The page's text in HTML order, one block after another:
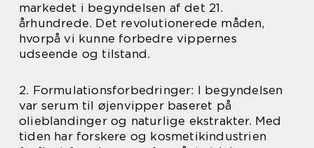
markedet i begyndelsen af det 21.
århundrede. Det revolutionerede måden,
hvorpå vi kunne forbedre vippernes
udseende og tilstand.
2. Formulationsforbedringer: I begyndelsen
var serum til øjenvipper baseret på
olieblandinger og naturlige ekstrakter. Med
tiden har forskere og kosmetikindustrien